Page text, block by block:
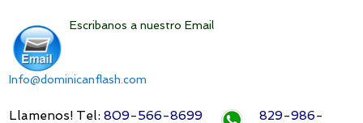
Escribanos a nuestro Email
Info@dominicanflash.com
Llamenos! Tel: 809-566-8699 829-986-